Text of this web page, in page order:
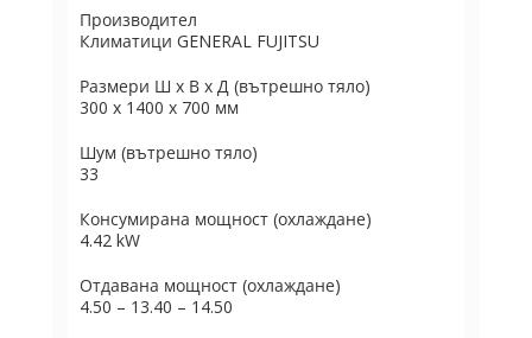
Производител
Климатици GENERAL FUJITSU
Размери Ш х В х Д (вътрешно тяло)
300 x 1400 x 700 мм
Шум (вътрешно тяло)
33
Консумирана мощност (охлаждане)
4.42 kW
Отдавана мощност (охлаждане)
4.50 – 13.40 – 14.50